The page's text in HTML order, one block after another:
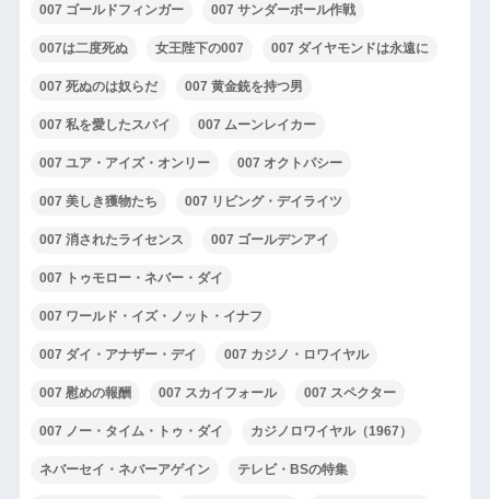
007 ゴールドフィンガー 007 サンダーボール作戦
007は二度死ぬ 女王陛下の007 007 ダイヤモンドは永遠に
007 死ぬのは奴らだ 007 黄金銃を持つ男
007 私を愛したスパイ 007 ムーンレイカー
007 ユア・アイズ・オンリー 007 オクトパシー
007 美しき獲物たち 007 リビング・デイライツ
007 消されたライセンス 007 ゴールデンアイ
007 トゥモロー・ネバー・ダイ
007 ワールド・イズ・ノット・イナフ
007 ダイ・アナザー・デイ 007 カジノ・ロワイヤル
007 慰めの報酬 007 スカイフォール 007 スペクター
007 ノー・タイム・トゥ・ダイ カジノロワイヤル（1967）
ネバーセイ・ネバーアゲイン テレビ・BSの特集